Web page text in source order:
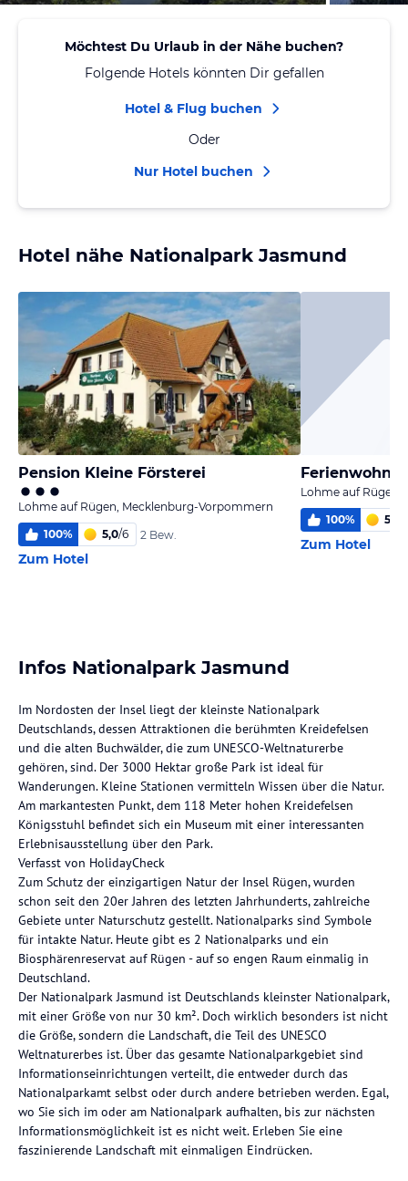
Möchtest Du Urlaub in der Nähe buchen?
Folgende Hotels könnten Dir gefallen
Hotel & Flug buchen
Oder
Nur Hotel buchen
Hotel nähe Nationalpark Jasmund
Pension Kleine Försterei
Lohme auf Rügen, Mecklenburg-Vorpommern
100% 5,0/6 2 Bew.
Zum Hotel
Lohme auf
100% 5,4
Zum Hotel
Infos Nationalpark Jasmund
Im Nordosten der Insel liegt der kleinste Nationalpark
Deutschlands, dessen Attraktionen die berühmten Kreidefelsen
und die alten Buchwälder, die zum UNESCO-Weltnaturerbe
gehören, sind. Der 3000 Hektar große Park ist ideal für
Wanderungen. Kleine Stationen vermitteln Wissen über die Natur.
Am markantesten Punkt, dem 118 Meter hohen Kreidefelsen
Königsstuhl befindet sich ein Museum mit einer interessanten
Erlebnisausstellung über den Park.
Verfasst von HolidayCheck
Zum Schutz der einzigartigen Natur der Insel Rügen, wurden
schon seit den 20er Jahren des letzten Jahrhunderts, zahlreiche
Gebiete unter Naturschutz gestellt. Nationalparks sind Symbole
für intakte Natur. Heute gibt es 2 Nationalparks und ein
Biosphärenreservat auf Rügen - auf so engen Raum einmalig in
Deutschland.
Der Nationalpark Jasmund ist Deutschlands kleinster Nationalpark,
mit einer Größe von nur 30 km². Doch wirklich besonders ist nicht
die Größe, sondern die Landschaft, die Teil des UNESCO
Weltnaturerbes ist. Über das gesamte Nationalparkgebiet sind
Informationseinrichtungen verteilt, die entweder durch das
Nationalparkamt selbst oder durch andere betrieben werden. Egal,
wo Sie sich im oder am Nationalpark aufhalten, bis zur nächsten
Informationsmöglichkeit ist es nicht weit. Erleben Sie eine
faszinierende Landschaft mit einmaligen Eindrücken.